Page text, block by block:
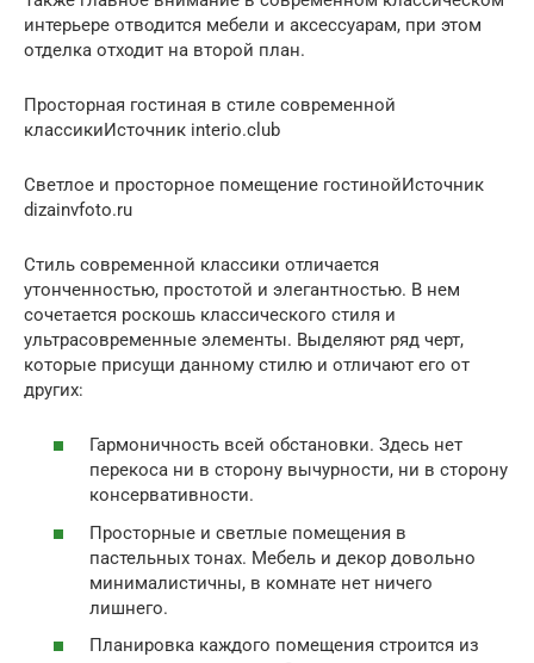
интерьере отводится мебели и аксессуарам, при этом
отделка отходит на второй план.
Просторная гостиная в стиле современной
классикиИсточник interio.club
Светлое и просторное помещение гостинойИсточник
dizainvfoto.ru
Стиль современной классики отличается
утонченностью, простотой и элегантностью. В нем
сочетается роскошь классического стиля и
ультрасовременные элементы. Выделяют ряд черт,
которые присущи данному стилю и отличают его от
других:
Гармоничность всей обстановки. Здесь нет
перекоса ни в сторону вычурности, ни в сторону
консервативности.
Просторные и светлые помещения в
пастельных тонах. Мебель и декор довольно
минималистичны, в комнате нет ничего
лишнего.
Планировка каждого помещения строится из